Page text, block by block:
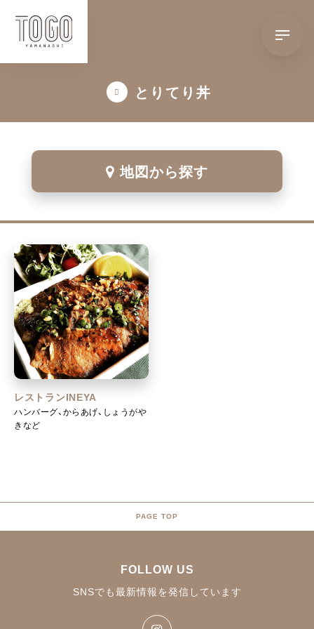
とりてり丼
地図から探す
レストランINEYA
ハンバーグ、からあげ、しょうがや
きなど
PAGE TOP
FOLLOW US
SNSでも最新情報を発信しています